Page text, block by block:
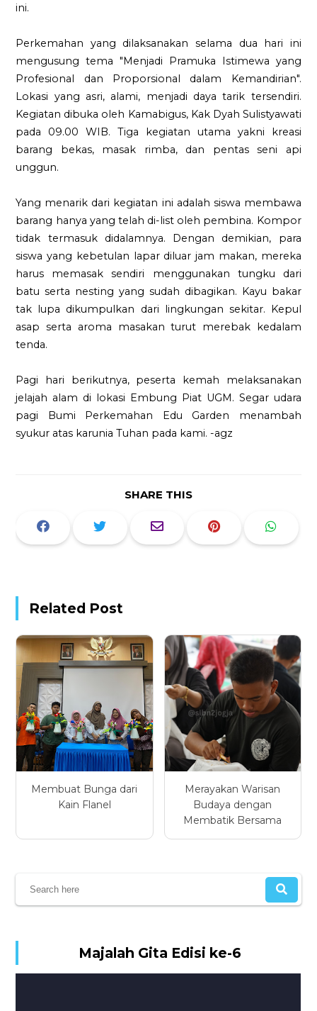
ini.
Perkemahan yang dilaksanakan selama dua hari ini
mengusung tema "Menjadi Pramuka Istimewa yang
Profesional dan Proporsional dalam Kemandirian".
Lokasi yang asri, alami, menjadi daya tarik tersendiri.
Kegiatan dibuka oleh Kamabigus, Kak Dyah Sulistyawati
pada 09.00 WIB. Tiga kegiatan utama yakni kreasi
barang bekas, masak rimba, dan pentas seni api
unggun.
Yang menarik dari kegiatan ini adalah siswa membawa
barang hanya yang telah di-list oleh pembina. Kompor
tidak termasuk didalamnya. Dengan demikian, para
siswa yang kebetulan lapar diluar jam makan, mereka
harus memasak sendiri menggunakan tungku dari
batu serta nesting yang sudah dibagikan. Kayu bakar
tak lupa dikumpulkan dari lingkungan sekitar. Kepul
asap serta aroma masakan turut merebak kedalam
tenda.
Pagi hari berikutnya, peserta kemah melaksanakan
jelajah alam di lokasi Embung Piat UGM. Segar udara
pagi Bumi Perkemahan Edu Garden menambah
syukur atas karunia Tuhan pada kami. -agz
SHARE THIS
Related Post
Membuat Bunga dari
Kain Flanel
Merayakan Warisan
Budaya dengan
Membatik Bersama
Majalah Gita Edisi ke-6